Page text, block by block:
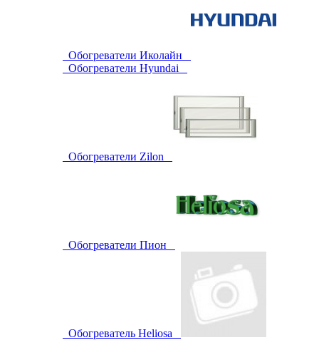
Обогреватели Иколайн
Обогреватели Hyundai
Обогреватели Zilon
Обогреватели Пион
Обогреватель Heliosa